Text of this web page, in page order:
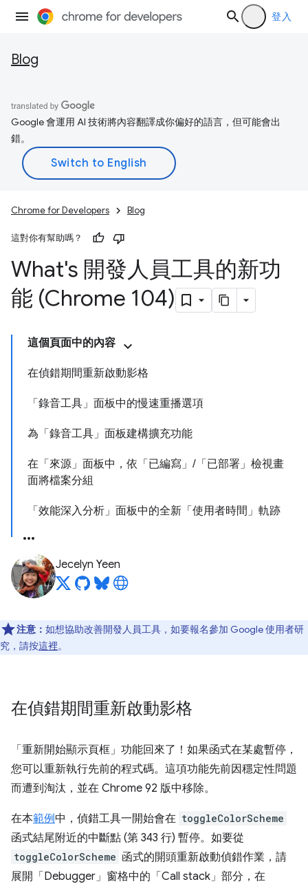
登入
Blog
Google 會運用 AI 技術將內容翻譯成你偏好的語言，但可能會出
錯。
Chrome for Developers Blog
這對你有幫助嗎？
What's 開發人員工具的新功
能 (Chrome 104)
這個頁面中的內容
在偵錯期間重新啟動影格
「錄音工具」面板中的慢速重播選項
為「錄音工具」面板建構擴充功能
在「來源」面板中，依「已編寫」/「已部署」檢視畫
面將檔案分組
「效能深入分析」面板中的全新「使用者時間」軌跡
Jecelyn Yeen
注意： 如想協助改善開發人員工具，如要報名參加 Google 使用者研
究，請按這裡。
在偵錯期間重新啟動影格
「重新開始顯示頁框」 功能回來了！如果函式在某處暫停，
您可以重新執行先前的程式碼。這項功能先前因穩定性問題
而遭到淘汰，並在 Chrome 92 版中移除。
在本範例中，偵錯工具一開始會在 toggleColorScheme
函式結尾附近的中斷點 (第 343 行) 暫停。如要從
toggleColorScheme 函式的開頭重新啟動偵錯作業，請
展開「Debugger」 窗格中的「Call stack」 部分，在